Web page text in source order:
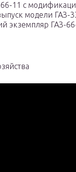
66-11 с
модели ГАЗ-
экземпляр ГАЗ-